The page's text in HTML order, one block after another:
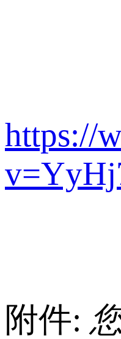
https://
附件: